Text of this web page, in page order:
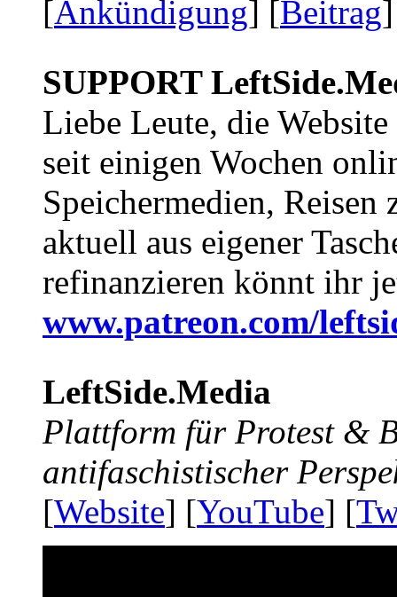
[Ankündigung] [Beitrag
SUPPORT
Liebe Leute, die Website
seit einigen Wochen
Speichermedien, Reisen
aktuell aus eigener
refinanzieren könnt ihr
www.patreon.com/
LeftSide.Media
Plattform für Protest &
antifaschistischer
[Website] [YouTube] [